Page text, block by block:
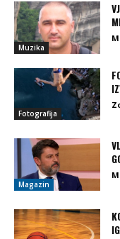
Muzika
Fotografija
Magazin